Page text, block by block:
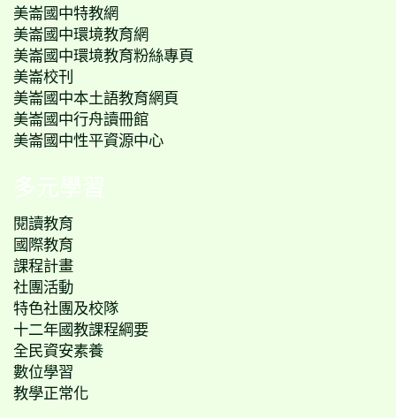
美崙國中特教網
美崙國中環境教育網
美崙國中環境教育粉絲專頁
美崙校刊
美崙國中本土語教育網頁
美崙國中行舟讀冊館
美崙國中性平資源中心
多元學習
閱讀教育
國際教育
課程計畫
社團活動
特色社團及校隊
十二年國教課程綱要
全民資安素養
數位學習
教學正常化